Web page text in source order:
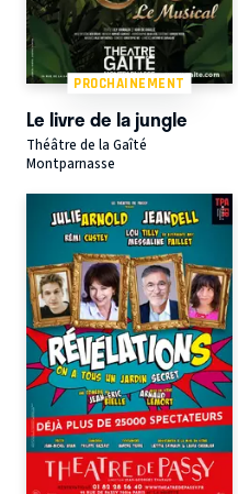
PROCHAINEMENT
Le livre de la jungle
Théâtre de la Gaîté
Montparnasse